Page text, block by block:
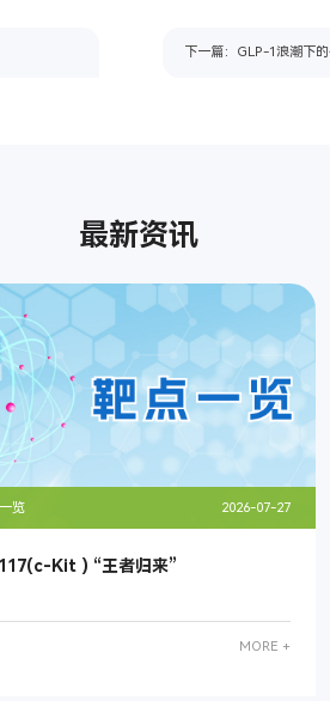
最新资讯
览 2026-07-27
Kit ) “王者归来”
MORE +